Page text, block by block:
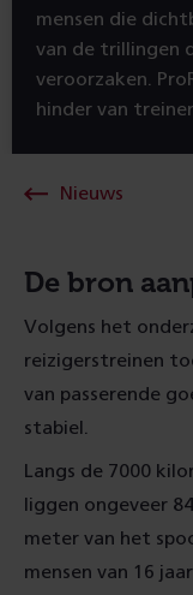
mensen die
van de trillingen
veroorzaken.
hinder van
Nieuws
De bron
Volgens het
reizigerstreinen
van passerende
stabiel.
Langs de 7000
liggen ongeveer
meter van het
mensen van 16